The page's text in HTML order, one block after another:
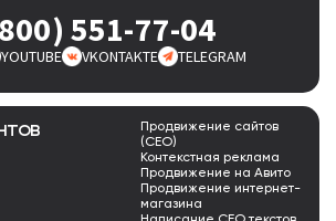
Продвижение сайтов
(СЕО)
Контекстная реклама
Продвижение на Авито
Продвижение интернет-
магазина
551-77-04
YOUTUBE VKONTAKTE TELEGRAM